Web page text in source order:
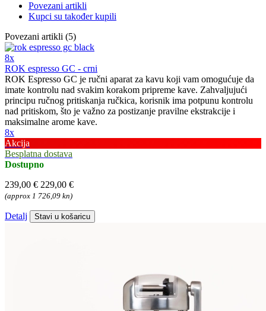
Povezani artikli
Kupci su također kupili
Povezani artikli (5)
8x
ROK espresso GC - crni
ROK Espresso GC je ručni aparat za kavu koji vam omogućuje da
imate kontrolu nad svakim korakom pripreme kave. Zahvaljujući
principu ručnog pritiskanja ručkica, korisnik ima potpunu kontrolu
nad pritiskom, što je važno za postizanje pravilne ekstrakcije i
maksimalne arome kave.
8x
Akcija
Besplatna dostava
Dostupno
239,00 € 229,00 €
(approx 1 726,09 kn)
Detalj Stavi u košaricu